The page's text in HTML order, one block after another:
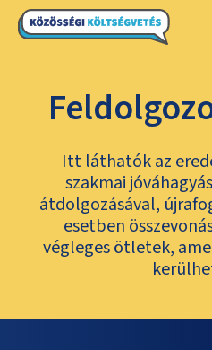
Itt láthatók az
szakmai
átdolgozásával,
esetben
végleges ötletek,